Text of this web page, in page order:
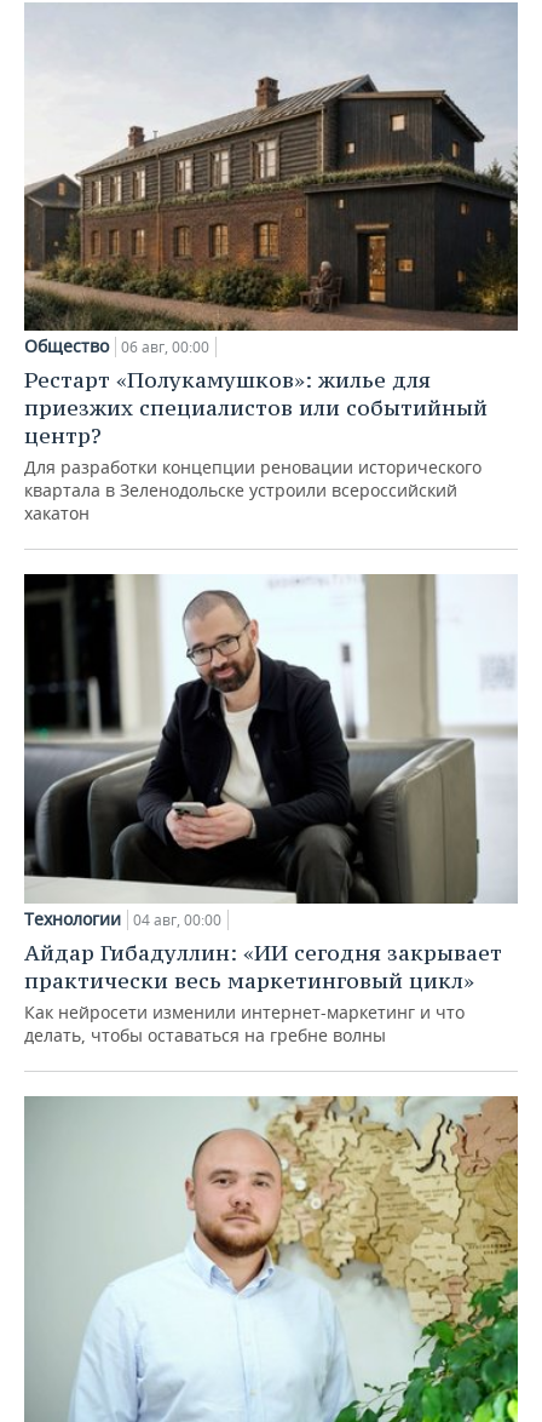
Общество 06 авг, 00:00
Рестарт «Полукамушков»: жилье для
приезжих специалистов или событийный
центр?
Для разработки концепции реновации исторического
квартала в Зеленодольске устроили всероссийский
хакатон
Технологии 04 авг, 00:00
Айдар Гибадуллин: «ИИ сегодня закрывает
практически весь маркетинговый цикл»
Как нейросети изменили интернет-маркетинг и что
делать, чтобы оставаться на гребне волны